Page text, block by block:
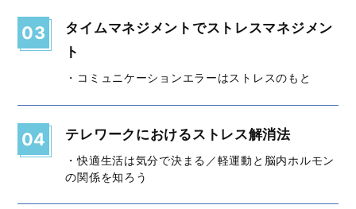
03
タイムマネジメントでストレスマネジメン
ト
・コミュニケーションエラーはストレスのもと
04 テレワークにおけるストレス解消法
・快適生活は気分で決まる／軽運動と脳内ホルモン
の関係を知ろう